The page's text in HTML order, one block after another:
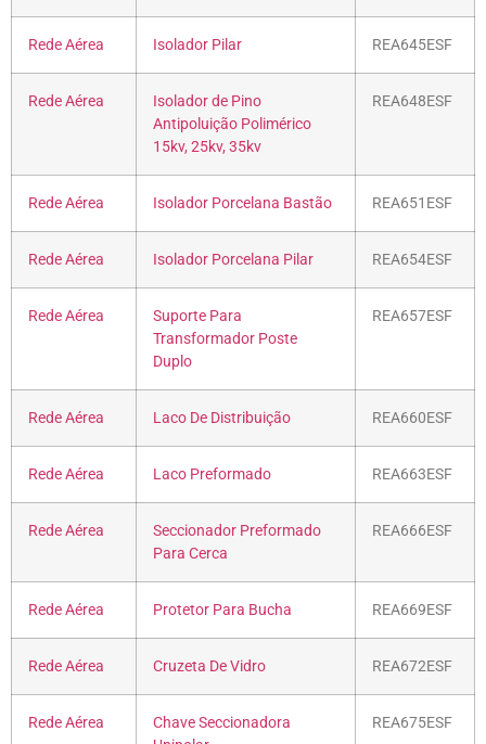
Rede Aérea Isolador Pilar REA645ESF
Rede Aérea
Isolador de Pino
Antipoluição Polimérico
15kv, 25kv, 35kv
REA648ESF
Rede Aérea Isolador Porcelana Bastão REA651ESF
Rede Aérea Isolador Porcelana Pilar REA654ESF
Rede Aérea
Suporte Para
Transformador Poste
Duplo
REA657ESF
Rede Aérea Laco De Distribuição REA660ESF
Rede Aérea Laco Preformado REA663ESF
Rede Aérea
Seccionador Preformado
Para Cerca
REA666ESF
Rede Aérea Protetor Para Bucha REA669ESF
Rede Aérea Cruzeta De Vidro REA672ESF
Rede Aérea
Chave Seccionadora
REA675ESF